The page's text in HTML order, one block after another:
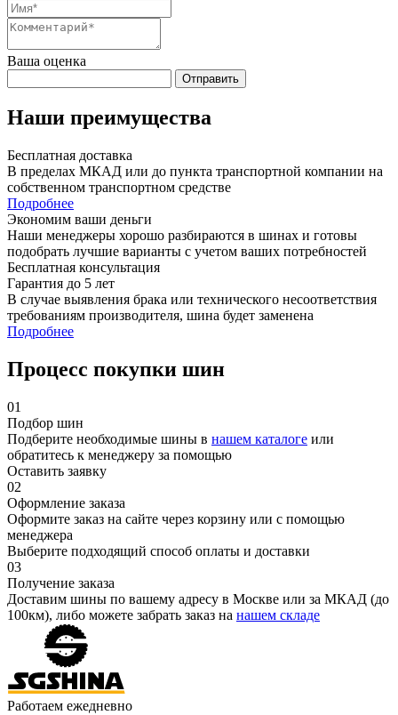
Ваша оценка
Отправить
Наши преимущества
Бесплатная доставка
В пределах МКАД или до пункта транспортной компании на
собственном транспортном средстве
Подробнее
Экономим ваши деньги
Наши менеджеры хорошо разбираются в шинах и готовы
подобрать лучшие варианты с учетом ваших потребностей
Бесплатная консультация
Гарантия до 5 лет
В случае выявления брака или технического несоответствия
требованиям производителя, шина будет заменена
Подробнее
Процесс покупки шин
01
Подбор шин
Подберите необходимые шины в нашем каталоге или
обратитесь к менеджеру за помощью
Оставить заявку
02
Оформление заказа
Оформите заказ на сайте через корзину или с помощью
менеджера
Выберите подходящий способ оплаты и доставки
03
Получение заказа
Доставим шины по вашему адресу в Москве или за МКАД (до
100км), либо можете забрать заказ на нашем складе
Работаем ежедневно